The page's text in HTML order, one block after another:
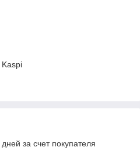
за счет покупателя